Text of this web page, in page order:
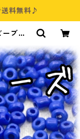
料無料♪
ブル
ショッ
ツ通販